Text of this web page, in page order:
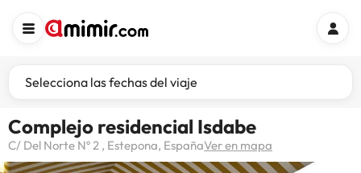
Selecciona las fechas del viaje
Complejo residencial Isdabe
C/ Del Norte Nº 2 , Estepona, EspañaVer en mapa